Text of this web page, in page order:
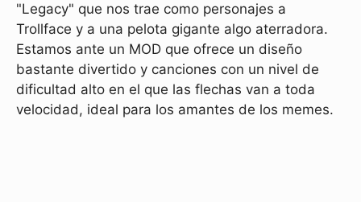
"Legacy" que nos trae como personajes a
Trollface y a una pelota gigante algo aterradora.
Estamos ante un MOD que ofrece un diseño
bastante divertido y canciones con un nivel de
dificultad alto en el que las flechas van a toda
velocidad, ideal para los amantes de los memes.